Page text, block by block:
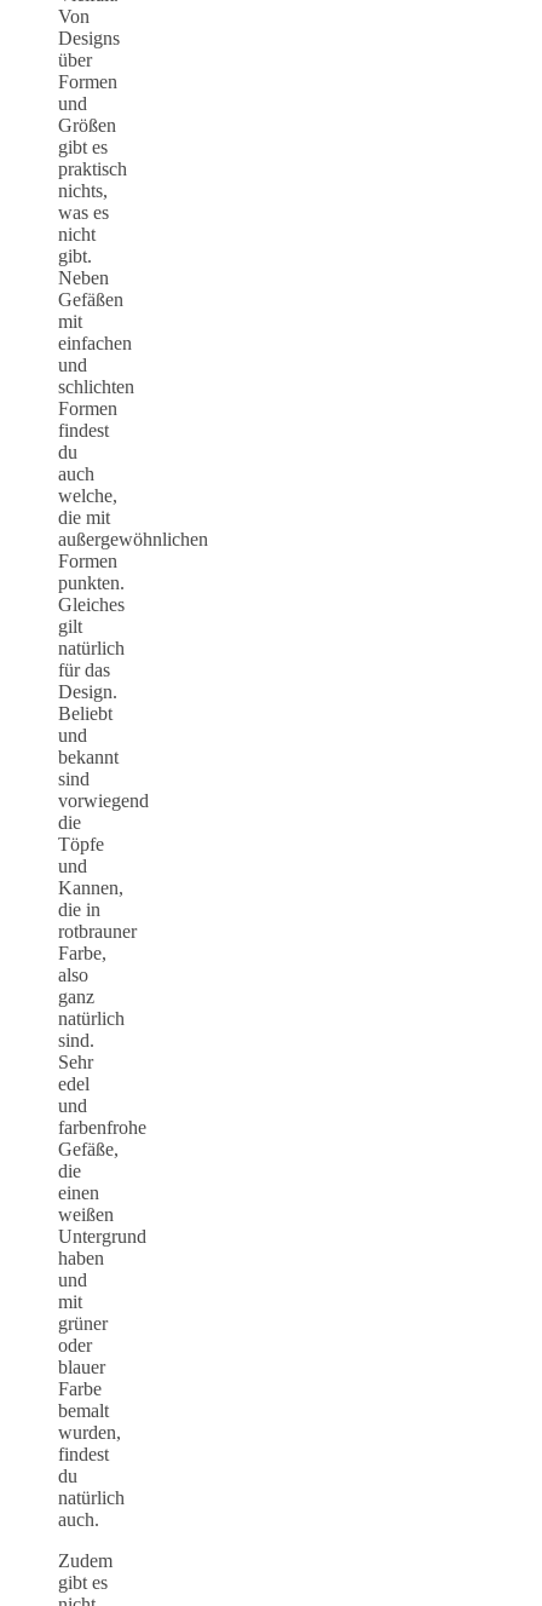
Von
Designs
über
Formen
und
Größen
gibt es
praktisch
nichts,
was es
nicht
gibt.
Neben
Gefäßen
mit
einfachen
und
schlichten
Formen
findest
du
auch
welche,
die mit
außergewöhnlichen
Formen
punkten.
Gleiches
gilt
natürlich
für das
Design.
Beliebt
und
bekannt
sind
vorwiegend
die
Töpfe
und
Kannen,
die in
rotbrauner
Farbe,
also
ganz
natürlich
sind.
Sehr
edel
und
farbenfrohe
Gefäße,
die
einen
weißen
Untergrund
haben
und
mit
grüner
oder
blauer
Farbe
bemalt
wurden,
findest
du
natürlich
auch.
Zudem
gibt es